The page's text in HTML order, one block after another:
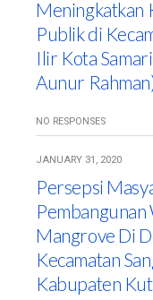
Meningkatkan
Publik di
Ilir Kota
Aunur
NO RESPONSES
JANUARY 31, 2020
Persepsi
Mangrove Di
Kecamatan
Kabupaten